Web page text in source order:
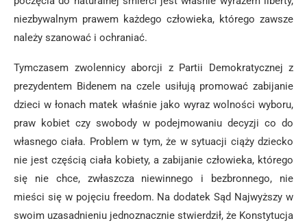
niezbywalnym prawem każdego człowieka, którego zawsze
należy szanować i ochraniać.
Tymczasem zwolennicy aborcji z Partii Demokratycznej z
prezydentem Bidenem na czele usiłują promować zabijanie
dzieci w łonach matek właśnie jako wyraz wolności wyboru,
praw kobiet czy swobody w podejmowaniu decyzji co do
własnego ciała. Problem w tym, że w sytuacji ciąży dziecko
nie jest częścią ciała kobiety, a zabijanie człowieka, którego
się nie chce, zwłaszcza niewinnego i bezbronnego, nie
mieści się w pojęciu freedom. Na dodatek Sąd Najwyższy w
swoim uzasadnieniu jednoznacznie stwierdził, że Konstytucja